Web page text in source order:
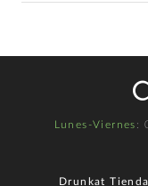
Lunes-Viernes :
Drunkat